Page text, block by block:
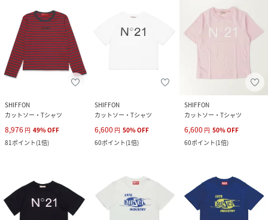
SHIFFON
カットソー・Tシャツ
8,976 円 49%OFF
81ポイント(1倍)
SHIFFON
カットソー・Tシャツ
6,600 円 50%OFF
60ポイント(1倍)
SHIFFON
カットソー・Tシャツ
6,600 円 50%OFF
60ポイント(1倍)